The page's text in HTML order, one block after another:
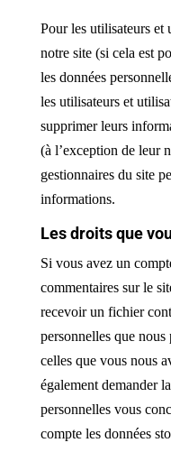
Pour les utilisateurs et
notre site (si cela est
les données
les utilisateurs et
supprimer leurs
(à l’exception de leur
gestionnaires du site
informations.
Les droits que
Si vous avez un
commentaires sur le
recevoir un fichier
personnelles que
celles que vous nous
également demander
personnelles vous
compte les données